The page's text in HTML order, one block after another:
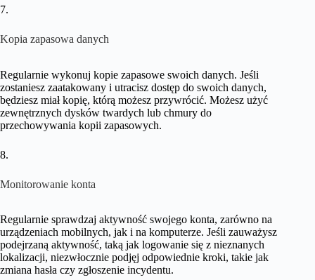
7.
Kopia zapasowa danych
Regularnie wykonuj kopie zapasowe swoich danych. Jeśli
zostaniesz zaatakowany i utracisz dostęp do swoich danych,
będziesz miał kopię, którą możesz przywrócić. Możesz użyć
zewnętrznych dysków twardych lub chmury do
przechowywania kopii zapasowych.
8.
Monitorowanie konta
Regularnie sprawdzaj aktywność swojego konta, zarówno na
urządzeniach mobilnych, jak i na komputerze. Jeśli zauważysz
podejrzaną aktywność, taką jak logowanie się z nieznanych
lokalizacji, niezwłocznie podjęj odpowiednie kroki, takie jak
zmiana hasła czy zgłoszenie incydentu.